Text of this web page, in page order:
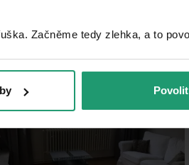
Začněme tedy zlehka, a to
Pridať do obľúbených